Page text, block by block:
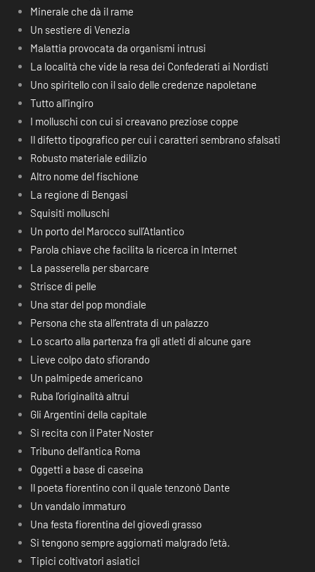
Minerale che dà il rame
Un sestiere di Venezia
Malattia provocata da organismi intrusi
La località che vide la resa dei Confederati ai Nordisti
Uno spiritello con il saio delle credenze napoletane
Tutto all’ingiro
I molluschi con cui si creavano preziose coppe
Il difetto tipografico per cui i caratteri sembrano sfalsati
Robusto materiale edilizio
Altro nome del fischione
La regione di Bengasi
Squisiti molluschi
Un porto del Marocco sull’Atlantico
Parola chiave che facilita la ricerca in Internet
La passerella per sbarcare
Strisce di pelle
Una star del pop mondiale
Persona che sta all’entrata di un palazzo
Lo scarto alla partenza fra gli atleti di alcune gare
Lieve colpo dato sfiorando
Un palmipede americano
Ruba l’originalità altrui
Gli Argentini della capitale
Si recita con il Pater Noster
Tribuno dell’antica Roma
Oggetti a base di caseina
Il poeta fiorentino con il quale tenzonò Dante
Un vandalo immaturo
Una festa fiorentina del giovedì grasso
Si tengono sempre aggiornati malgrado l’età.
Tipici coltivatori asiatici